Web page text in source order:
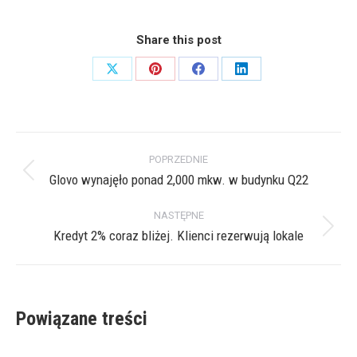
Share this post
Share
Share
Share
Share
wpisów
POPRZEDNIE
Poprzedni
Glovo wynajęło ponad 2,000 mkw. w budynku Q22
NASTĘPNE
Następny
Kredyt 2% coraz bliżej. Klienci rezerwują lokale
Powiązane treści